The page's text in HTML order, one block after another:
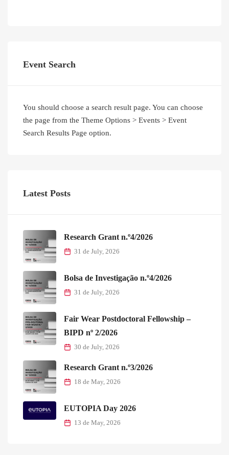
Event Search
You should choose a search result page. You can choose
the page from the Theme Options > Events > Event
Search Results Page option.
Latest Posts
Research Grant n.º4/2026
31 de July, 2026
Bolsa de Investigação n.º4/2026
31 de July, 2026
Fair Wear Postdoctoral Fellowship –
BIPD nº 2/2026
30 de July, 2026
Research Grant n.º3/2026
18 de May, 2026
EUTOPIA Day 2026
13 de May, 2026